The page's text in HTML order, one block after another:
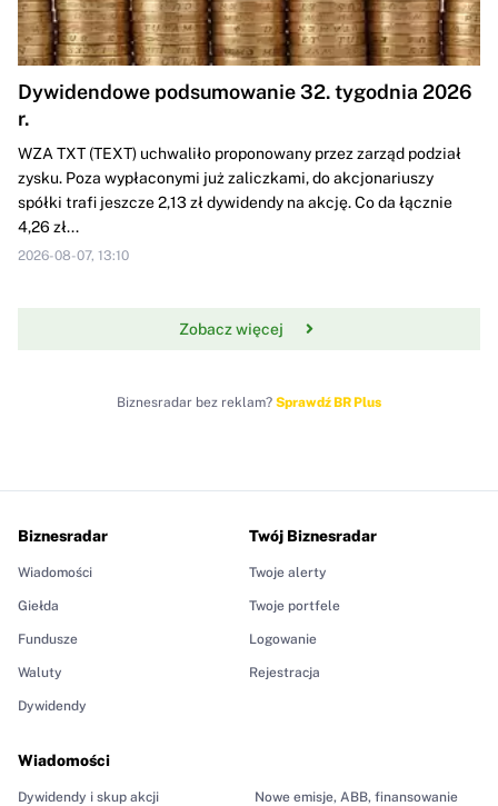
Dywidendowe podsumowanie 32. tygodnia 2026
r.
WZA TXT (TEXT) uchwaliło proponowany przez zarząd podział
zysku. Poza wypłaconymi już zaliczkami, do akcjonariuszy
spółki trafi jeszcze 2,13 zł dywidendy na akcję. Co da łącznie
4,26 zł...
2026-08-07, 13:10
Zobacz więcej
Biznesradar bez reklam? Sprawdź BR Plus
Biznesradar
Wiadomości
Giełda
Fundusze
Waluty
Dywidendy
Wiadomości
Dywidendy i skup akcji Nowe emisje, ABB, finansowanie
Twój Biznesradar
Twoje alerty
Twoje portfele
Logowanie
Rejestracja